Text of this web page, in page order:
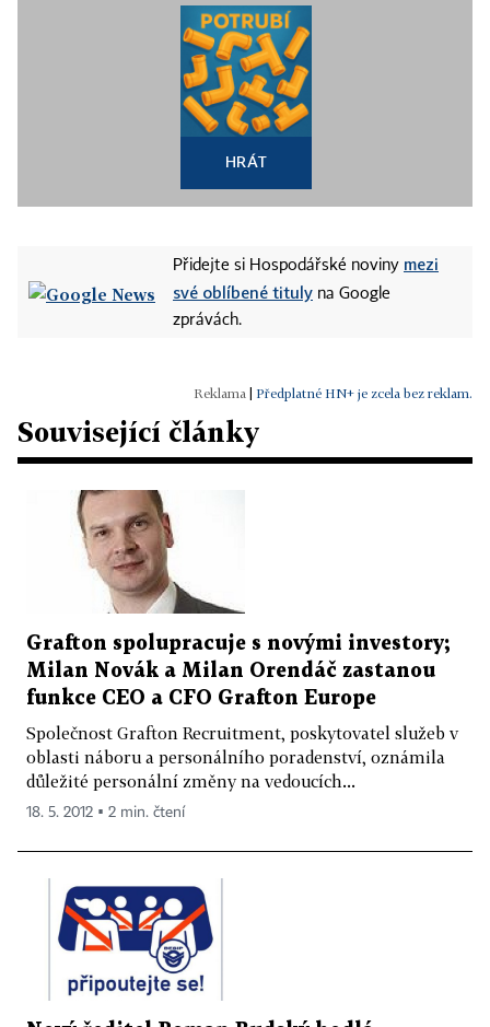
HRÁT
Přidejte si Hospodářské noviny mezi
své oblíbené tituly na Google
zprávách.
Předplatné HN+ je zcela bez reklam.
Související články
Grafton spolupracuje s novými investory;
Milan Novák a Milan Orendáč zastanou
funkce CEO a CFO Grafton Europe
Společnost Grafton Recruitment, poskytovatel služeb v
oblasti náboru a personálního poradenství, oznámila
důležité personální změny na vedoucích...
18. 5. 2012 ▪ 2 min. čtení